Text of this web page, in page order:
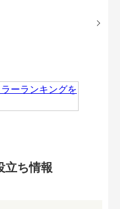
立ち情報